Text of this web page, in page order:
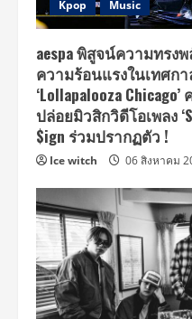
Kpop Music
aespa พิสูจน์ความทร
ความร้อนแรงในเทศก
‘Lollapalooza
ปล่อยมิวสิกวิดีโอเพลง
$ign ร่วมปรากฏตัว !
Ice witch 06 สิงหาคม